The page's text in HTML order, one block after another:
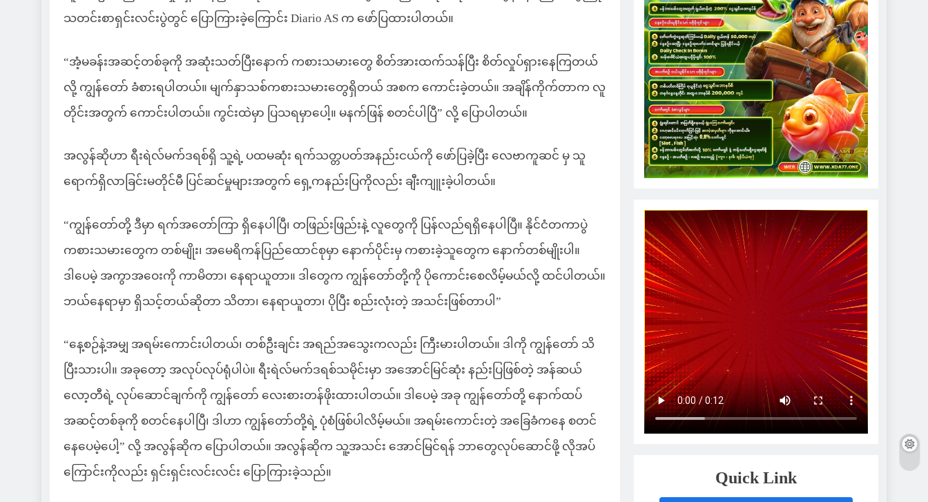
သတင်းစာရှင်းလင်းပွဲတွင် ပြောကြားခဲ့ကြောင်း Diario AS က ဖော်ပြထားပါတယ်။
“အံ့မခန်းအဆင့်တစ်ခုကို အဆုံးသတ်ပြီးနောက် ကစားသမားတွေ စိတ်အားထက်သန်ပြီး စိတ်လှုပ်ရှားနေကြတယ်
လို့ ကျွန်တော် ခံစားရပါတယ်။ မျက်နှာသစ်ကစားသမားတွေရှိတယ် အစက ကောင်းခဲ့တယ်။ အချိန်ကိုက်တာက လူ
တိုင်းအတွက် ကောင်းပါတယ်။ ကွင်းထဲမှာ ပြသရမှာပေါ့။ မနက်ဖြန် စတင်ပါပြီ” လို့ ပြောပါတယ်။
အလွန်ဆိုဟာ ရီးရဲလ်မက်ဒရစ်ရှိ သူ့ရဲ့ ပထမဆုံး ရက်သတ္တပတ်အနည်းငယ်ကို ဖော်ပြခဲ့ပြီး လေဗာကူဆင် မှ သူ
ရောက်ရှိလာခြင်းမတိုင်မီ ပြင်ဆင်မှုများအတွက် ရှေ့ကနည်းပြကိုလည်း ချီးကျူးခဲ့ပါတယ်။
“ကျွန်တော်တို့ ဒီမှာ ရက်အတော်ကြာ ရှိနေပါပြီ၊ တဖြည်းဖြည်းနဲ့ လူတွေကို ပြန်လည်ရရှိနေပါပြီ။ နိုင်ငံတကာပွဲ
ကစားသမားတွေက တစ်မျိုး၊ အမေရိကန်ပြည်ထောင်စုမှာ နောက်ပိုင်းမှ ကစားခဲ့သူတွေက နောက်တစ်မျိုးပါ။
ဒါပေမဲ့ အကွာအဝေးကို ကာမိတာ၊ နေရာယူတာ။ ဒါတွေက ကျွန်တော်တို့ကို ပိုကောင်းစေလိမ့်မယ်လို့ ထင်ပါတယ်။
ဘယ်နေရာမှာ ရှိသင့်တယ်ဆိုတာ သိတာ၊ နေရာယူတာ၊ ပိုပြီး စည်းလုံးတဲ့ အသင်းဖြစ်တာပါ”
“နေ့စဉ်နဲ့အမျှ အရမ်းကောင်းပါတယ်၊ တစ်ဦးချင်း အရည်အသွေးကလည်း ကြီးမားပါတယ်။ ဒါကို ကျွန်တော် သိ
ပြီးသားပါ။ အခုတော့ အလုပ်လုပ်ရုံပါပဲ။ ရီးရဲလ်မက်ဒရစ်သမိုင်းမှာ အအောင်မြင်ဆုံး နည်းပြဖြစ်တဲ့ အန်ဆယ်
လော့တီရဲ့ လုပ်ဆောင်ချက်ကို ကျွန်တော် လေးစားတန်ဖိုးထားပါတယ်။ ဒါပေမဲ့ အခု ကျွန်တော်တို့ နောက်ထပ်
အဆင့်တစ်ခုကို စတင်နေပါပြီ၊ ဒါဟာ ကျွန်တော်တို့ရဲ့ ပုံစံဖြစ်ပါလိမ့်မယ်။ အရမ်းကောင်းတဲ့ အခြေခံကနေ စတင်
နေပေမဲ့ပေါ့” လို့ အလွန်ဆိုက ပြောပါတယ်။ အလွန်ဆိုက သူ့အသင်း အောင်မြင်ရန် ဘာတွေလုပ်ဆောင်ဖို့ လိုအပ်
ကြောင်းကိုလည်း ရှင်းရှင်းလင်းလင်း ပြောကြားခဲ့သည်။
Quick Link